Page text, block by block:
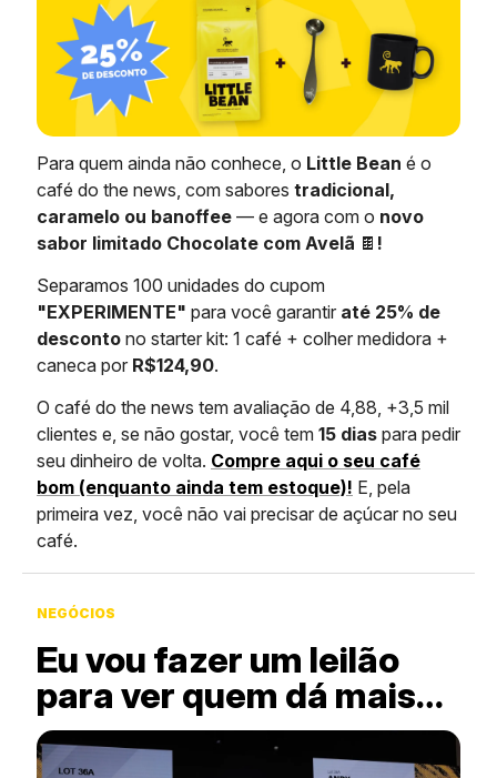
Para quem ainda não conhece, o Little Bean é o
café do the news, com sabores tradicional,
caramelo ou banoffee — e agora com o novo
sabor limitado Chocolate com Avelã 🍫 !
Separamos 100 unidades do cupom
"EXPERIMENTE" para você garantir até 25% de
desconto no starter kit: 1 café + colher medidora +
caneca por R$124,90.
O café do the news tem avaliação de 4,88, +3,5 mil
clientes e, se não gostar, você tem 15 dias para pedir
seu dinheiro de volta. Compre aqui o seu café
bom (enquanto ainda tem estoque)! E, pela
primeira vez, você não vai precisar de açúcar no seu
café.
NEGÓCIOS
Eu vou fazer um leilão
para ver quem dá mais…